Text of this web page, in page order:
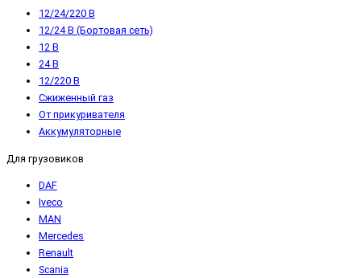
12/24/220 В
12/24 В (Бортовая сеть)
12 В
24 В
12/220 В
Сжиженный газ
От прикуривателя
Аккумуляторные
Для грузовиков
DAF
Iveco
MAN
Mercedes
Renault
Scania